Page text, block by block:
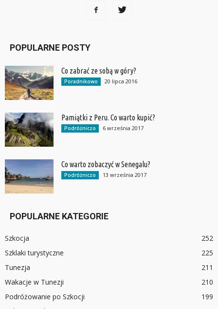
POPULARNE POSTY
Co zabrać ze sobą w góry?
Poradnikowo 20 lipca 2016
Pamiątki z Peru. Co warto kupić?
Podróżniczo 6 września 2017
Co warto zobaczyć w Senegalu?
Podróżniczo 13 września 2017
POPULARNE KATEGORIE
Szkocja
252
Szklaki turystyczne
225
Tunezja
211
Wakacje w Tunezji
210
Podróżowanie po Szkocji
199